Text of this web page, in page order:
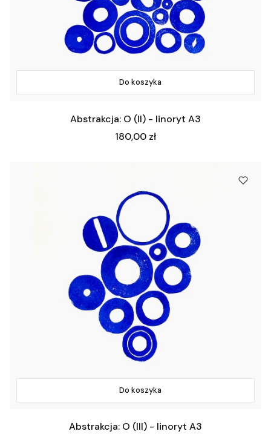
Do koszyka
Abstrakcja: O (II) - linoryt A3
Cena
180,00 zł
Do koszyka
Abstrakcja: O (III) - linoryt A3